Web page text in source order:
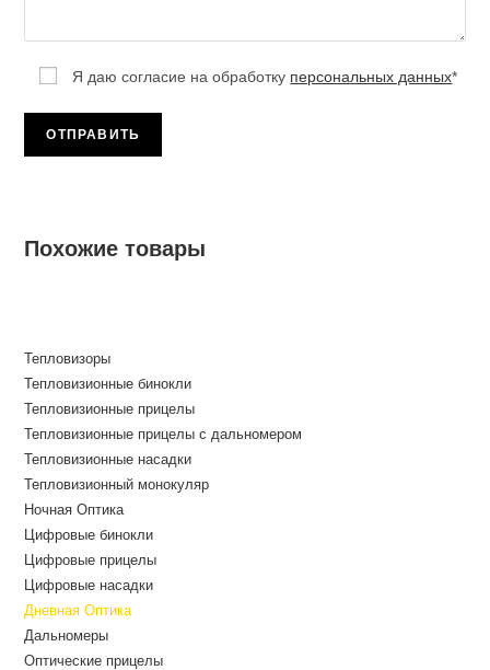
Я даю согласие на обработку персональных данных*
Похожие товары
Тепловизоры
Тепловизионные бинокли
Тепловизионные прицелы
Тепловизионные прицелы с дальномером
Тепловизионные насадки
Тепловизионный монокуляр
Ночная Оптика
Цифровые бинокли
Цифровые прицелы
Цифровые насадки
Дневная Оптика
Дальномеры
Оптические прицелы